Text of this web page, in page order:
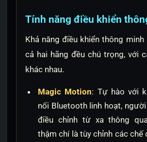
Tính năng điều khiển
Khả năng điều khiển thông minh
cả hai hãng đều chú trọng, với
khác nhau.
Magic Motion: Tự hào với
nối Bluetooth linh hoạt,
điều chỉnh từ xa thông
thậm chí là tùy chỉnh các chế